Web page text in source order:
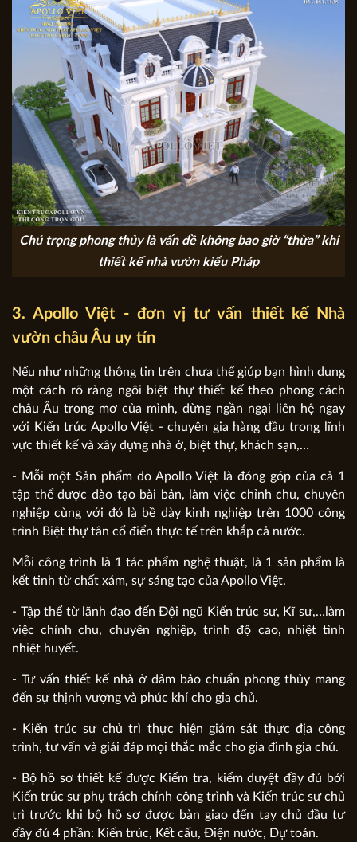
Chú trọng phong thủy là vấn đề không bao giờ “thừa” khi
thiết kế nhà vườn kiểu Pháp
3. Apollo Việt - đơn vị tư vấn thiết kế Nhà
vườn châu Âu uy tín
Nếu như những thông tin trên chưa thể giúp bạn hình dung
một cách rõ ràng ngôi biệt thự thiết kế theo phong cách
châu Âu trong mơ của mình, đừng ngần ngại liên hệ ngay
với Kiến trúc Apollo Việt - chuyên gia hàng đầu trong lĩnh
vực thiết kế và xây dựng nhà ở, biệt thự, khách sạn,…
- Mỗi một Sản phẩm do Apollo Việt là đóng góp của cả 1
tập thể được đào tạo bài bản, làm việc chỉnh chu, chuyên
nghiệp cùng với đó là bề dày kinh nghiệp trên 1000 công
trình Biệt thự tân cổ điển thực tế trên khắp cả nước.
Mỗi công trình là 1 tác phẩm nghệ thuật, là 1 sản phẩm là
kết tinh từ chất xám, sự sáng tạo của Apollo Việt.
- Tập thể từ lãnh đạo đến Đội ngũ Kiến trúc sư, Kĩ sư,…làm
việc chỉnh chu, chuyên nghiệp, trình độ cao, nhiệt tình
nhiệt huyết.
- Tư vấn thiết kế nhà ở đảm bảo chuẩn phong thủy mang
đến sự thịnh vượng và phúc khí cho gia chủ.
- Kiến trúc sư chủ trì thực hiện giám sát thực địa công
trình, tư vấn và giải đáp mọi thắc mắc cho gia đình gia chủ.
- Bộ hồ sơ thiết kế được Kiểm tra, kiểm duyệt đầy đủ bởi
Kiến trúc sư phụ trách chính công trình và Kiến trúc sư chủ
trì trước khi bộ hồ sơ được bàn giao đến tay chủ đầu tư
đầy đủ 4 phần: Kiến trúc, Kết cấu, Điện nước, Dự toán.